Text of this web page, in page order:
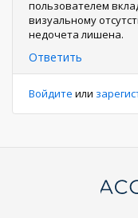
пользователем
визуальному
недочета лишена.
Ответить
Войдите или